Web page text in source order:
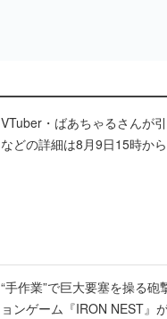
VTuber・ばあちゃるさんが
などの詳細は8月9日15時か
“手作業”で巨大要塞を操る砲
ョンゲーム『IRON NEST』